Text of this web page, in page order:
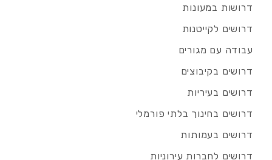
דרושות במעונות
דרושים לקייטנות
עבודה עם מגורים
דרושים בקיבוצים
דרושים בעיריות
דרושים בחינוך בלתי פורמלי
דרושים בעמותות
דרושים לחברות עירוניות